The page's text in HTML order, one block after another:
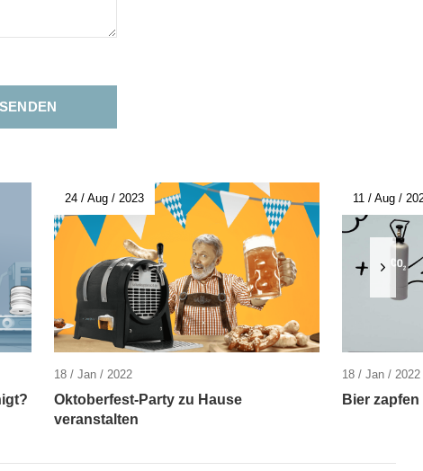
SENDEN
24 / Aug / 2023
18 / Jan / 2022
Oktoberfest-Party zu Hause
veranstalten
11 / Aug /
18 / Jan / 2022
Bier